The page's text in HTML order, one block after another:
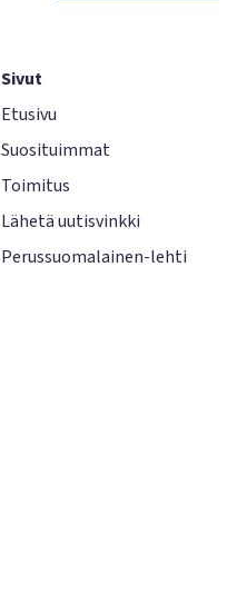
Sivut
Etusivu
Suosituimmat
Toimitus
Lähetä uutisvinkki
Perussuomalainen-lehti